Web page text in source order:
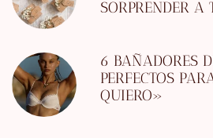
SORPRENDER A
6 BAÑADORES
PERFECTOS
QUIERO»